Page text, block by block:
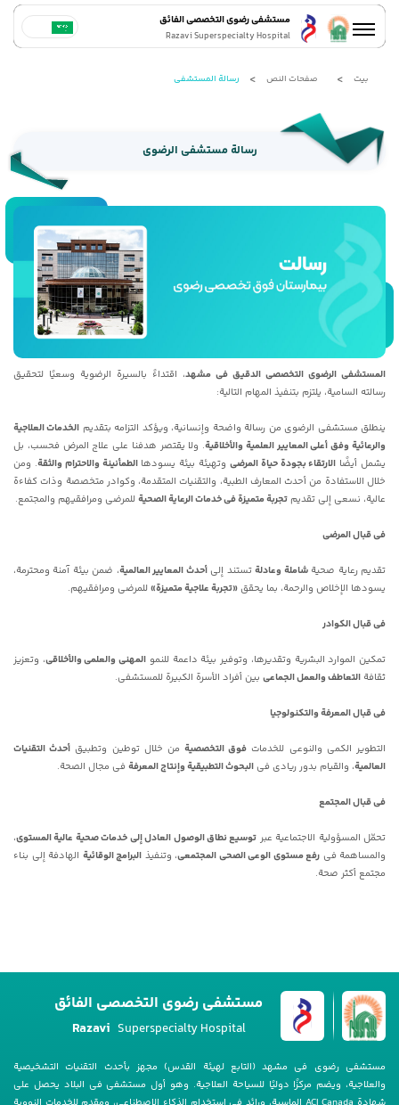
مستشفى رضوي التخصصي الفائق
Razavi Superspecialty Hospital
بيت صفحات النص رسالة المستشفى
رسالة مستشفى الرضوی
المستشفى الرضوی التخصصی الدقیق فی مشهد، اقتداءً بالسیرة الرضویة وسعیًا لتحقیق
رسالته السامیة، یلتزم بتنفیذ المهام التالیة:
ینطلق مستشفى الرضوی من رسالة واضحة وإنسانیة، ویؤکد التزامه بتقدیم الخدمات العلاجیة
والرعائیة وفق أعلى المعاییر العلمیة والأخلاقیة. ولا یقتصر هدفنا على علاج المرض فحسب، بل
یشمل أیضًا الارتقاء بجودة حیاة المرضى وتهیئة بیئة یسودهاالطمأنینة والاحترام والثقة. ومن
خلال الاستفادة من أحدث المعارف الطبیة، والتقنیات المتقدمة، وکوادر متخصصة وذات کفاءة
عالیة، نسعى إلى تقدیم تجربة متمیزة فی خدمات الرعایة الصحیة للمرضى ومرافقیهم والمجتمع.
فی قبال المرضى
تقدیم رعایة صحیةشاملة وعادلةتستند إلىأحدث المعاییر العالمیة، ضمن بیئة آمنة ومحترمة،
یسودها الإخلاص والرحمة، بما یحقق «تجربة علاجیة متمیزة» للمرضى ومرافقیهم.
فی قبال الکوادر
تمکین الموارد البشریة وتقدیرها، وتوفیر بیئة داعمة للنمو المهنی والعلمی والأخلاقی، وتعزیز
ثقافة التعاطف والعمل الجماعی بین أفراد الأسرة الکبیرة للمستشفى.
فی قبال المعرفة والتکنولوجیا
التطویر الکمی والنوعی للخدمات فوق التخصصیةمن خلال توطین وتطبیق أحدث التقنیات
العالمیة، والقیام بدور ریادی فی البحوث التطبیقیة وإنتاج المعرفةفی مجال الصحة.
فی قبال المجتمع
تحمّل المسؤولیة الاجتماعیة عبر توسیع نطاق الوصول العادل إلى خدمات صحیة عالیة المستوى،
والمساهمة فی رفع مستوى الوعی الصحی المجتمعی، وتنفیذ البرامج الوقائیة الهادفة إلى بناء
مجتمع أکثر صحة.
مستشفى رضوي التخصصي الفائق
Razavi Superspecialty Hospital
مستشفى رضوی فی مشهد (التابع لهیئة القدس) مجهز بأحدث التقنیات التشخیصیة
والعلاجیة، ویضم مرکزًا دولیًا للسیاحة العلاجیة. وهو أول مستشفى فی البلاد یحصل على